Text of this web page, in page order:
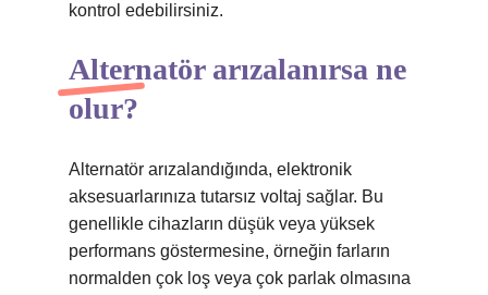
kontrol edebilirsiniz.
Alternatör arızalanırsa ne
olur?
Alternatör arızalandığında, elektronik
aksesuarlarınıza tutarsız voltaj sağlar. Bu
genellikle cihazların düşük veya yüksek
performans göstermesine, örneğin farların
normalden çok loş veya çok parlak olmasına